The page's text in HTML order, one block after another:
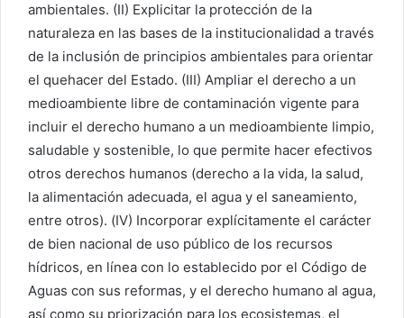
ambientales. (II) Explicitar la protección de la
naturaleza en las bases de la institucionalidad a través
de la inclusión de principios ambientales para orientar
el quehacer del Estado. (III) Ampliar el derecho a un
medioambiente libre de contaminación vigente para
incluir el derecho humano a un medioambiente limpio,
saludable y sostenible, lo que permite hacer efectivos
otros derechos humanos (derecho a la vida, la salud,
la alimentación adecuada, el agua y el saneamiento,
entre otros). (IV) Incorporar explícitamente el carácter
de bien nacional de uso público de los recursos
hídricos, en línea con lo establecido por el Código de
Aguas con sus reformas, y el derecho humano al agua,
así como su priorización para los ecosistemas, el